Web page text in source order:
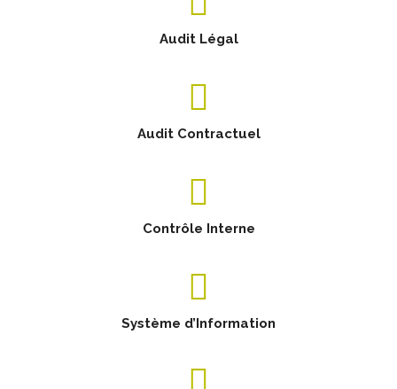
Audit Légal
Audit Contractuel
Contrôle Interne
Système d’Information